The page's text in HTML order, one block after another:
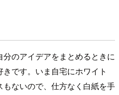
のアイデアをまとめるときに
です。いま自宅にホワイト
ないので、仕方なく白紙を手